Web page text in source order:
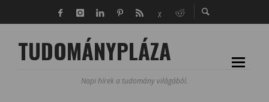
TUDOMÁNYPLÁZA
Napi hírek a tudomány világából.